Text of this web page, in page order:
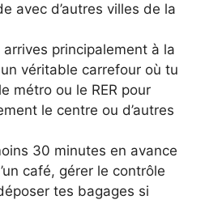
avec d’autres villes de la
arrives principalement à la
véritable carrefour où tu
métro ou le RER pour
le centre ou d’autres
30 minutes en avance
café, gérer le contrôle
tes bagages si